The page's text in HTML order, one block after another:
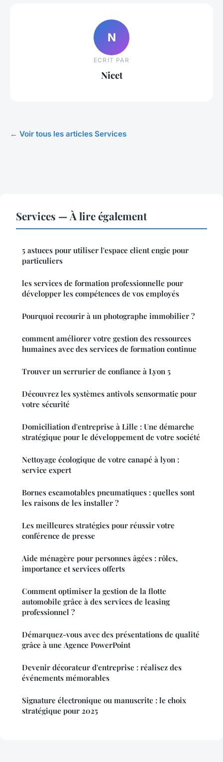
N
ECRIT PAR
Nicet
← Voir tous les articles Services
Services — À lire également
5 astuces pour utiliser l'espace client engie pour
particuliers
les services de formation professionnelle pour
développer les compétences de vos employés
Pourquoi recourir à un photographe immobilier ?
comment améliorer votre gestion des ressources
humaines avec des services de formation continue
Trouver un serrurier de confiance à Lyon 5
Découvrez les systèmes antivols sensormatic pour
votre sécurité
Domiciliation d'entreprise à Lille : Une démarche
stratégique pour le développement de votre société
Nettoyage écologique de votre canapé à lyon :
service expert
Bornes escamotables pneumatiques : quelles sont
les raisons de les installer ?
Les meilleures stratégies pour réussir votre
conférence de presse
Aide ménagère pour personnes âgées : rôles,
importance et services offerts
Comment optimiser la gestion de la flotte
automobile grâce à des services de leasing
professionnel ?
Démarquez-vous avec des présentations de qualité
grâce à une Agence PowerPoint
Devenir décorateur d'entreprise : réalisez des
événements mémorables
Signature électronique ou manuscrite : le choix
stratégique pour 2025